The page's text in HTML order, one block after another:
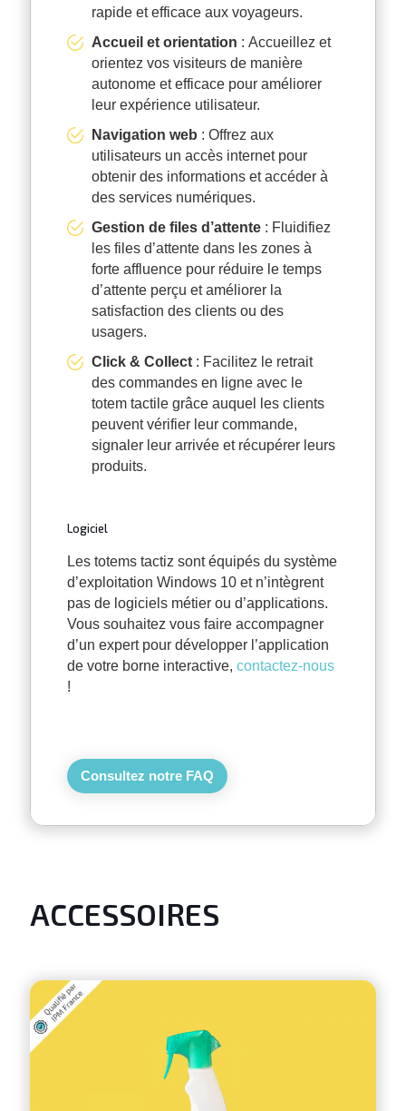
rapide et efficace aux voyageurs.
Accueil et orientation : Accueillez et
orientez vos visiteurs de manière
autonome et efficace pour améliorer
leur expérience utilisateur.
Navigation web : Offrez aux
utilisateurs un accès internet pour
obtenir des informations et accéder à
des services numériques.
Gestion de files d’attente : Fluidifiez
les files d’attente dans les zones à
forte affluence pour réduire le temps
d’attente perçu et améliorer la
satisfaction des clients ou des
usagers.
Click & Collect : Facilitez le retrait
des commandes en ligne avec le
totem tactile grâce auquel les clients
peuvent vérifier leur commande,
signaler leur arrivée et récupérer leurs
produits.
Logiciel
Les totems tactiz sont équipés du système
d’exploitation Windows 10 et n’intègrent
pas de logiciels métier ou d’applications.
Vous souhaitez vous faire accompagner
d’un expert pour développer l’application
de votre borne interactive, contactez-nous
!
Consultez notre FAQ
ACCESSOIRES